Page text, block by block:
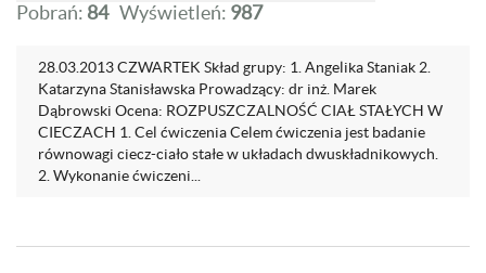
Pobrań: 84 Wyświetleń: 987
28.03.2013 CZWARTEK Skład grupy: 1. Angelika Staniak 2.
Katarzyna Stanisławska Prowadzący: dr inż. Marek
Dąbrowski Ocena: ROZPUSZCZALNOŚĆ CIAŁ STAŁYCH W
CIECZACH 1. Cel ćwiczenia Celem ćwiczenia jest badanie
równowagi ciecz-ciało stałe w układach dwuskładnikowych.
2. Wykonanie ćwiczeni...